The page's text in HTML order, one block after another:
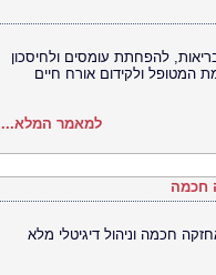
להפחתת עומסים ולחיסכון
המטופל ולקידום אורח חיים
למאמר המלא...
חכמה
חכמה וניהול דיגיטלי מלא